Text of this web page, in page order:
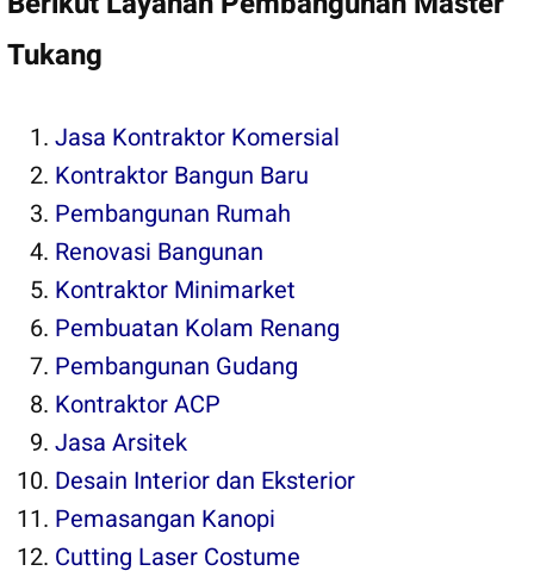
Tukang
Jasa Kontraktor Komersial
Kontraktor Bangun Baru
Pembangunan Rumah
Renovasi Bangunan
Kontraktor Minimarket
Pembuatan Kolam Renang
Pembangunan Gudang
Kontraktor ACP
Jasa Arsitek
Desain Interior dan Eksterior
Pemasangan Kanopi
Cutting Laser Costume